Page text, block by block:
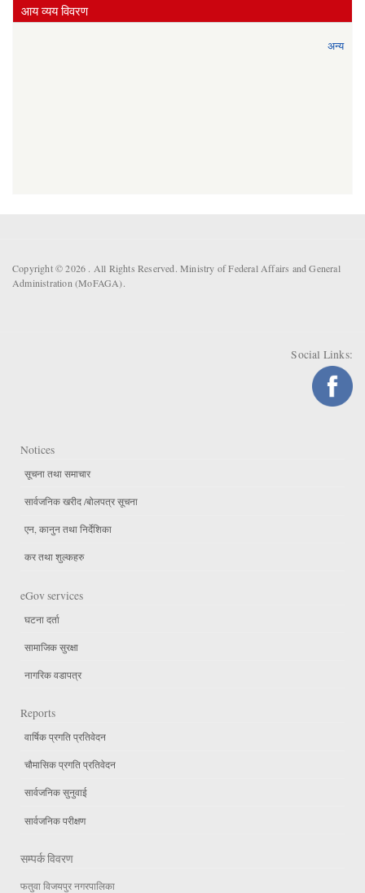
आय व्यय विवरण
अन्य
Copyright © 2026 . All Rights Reserved. Ministry of Federal Affairs and General
Administration (MoFAGA).
Social Links:
Notices
सूचना तथा समाचार
सार्वजनिक खरीद /बोलपत्र सूचना
एन, कानुन तथा निर्देशिका
कर तथा शुल्कहरु
eGov services
घटना दर्ता
सामाजिक सुरक्षा
नागरिक वडापत्र
Reports
वार्षिक प्रगति प्रतिवेदन
चौमासिक प्रगति प्रतिवेदन
सार्वजनिक सुनुवाई
सार्वजनिक परीक्षण
सम्पर्क विवरण
फतुवा विजयपुर नगरपालिका